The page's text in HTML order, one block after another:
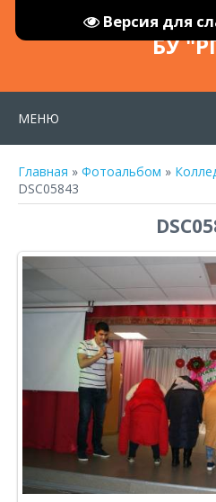
Версия для
БУ
МЕНЮ
Главная » Фотоальбом »
DSC05843